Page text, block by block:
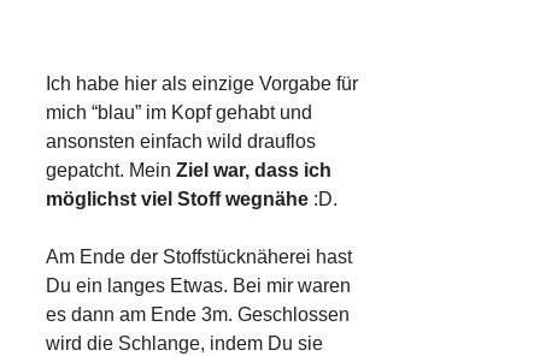
Ich habe hier als einzige Vorgabe für
mich “blau” im Kopf gehabt und
ansonsten einfach wild drauflos
gepatcht. Mein Ziel war, dass ich
möglichst viel Stoff wegnähe :D.
Am Ende der Stoffstücknäherei hast
Du ein langes Etwas. Bei mir waren
es dann am Ende 3m. Geschlossen
wird die Schlange, indem Du sie